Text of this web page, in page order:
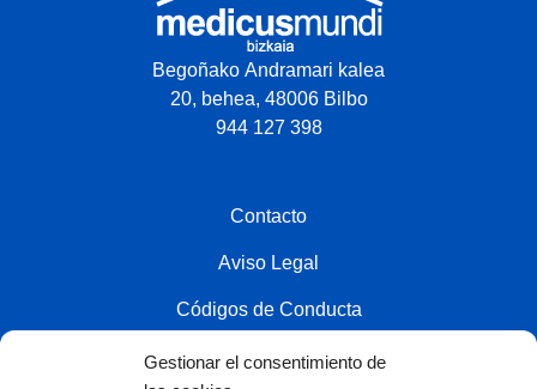
Gestionar el consentimiento de
Begoñako Andramari kalea
20, behea, 48006 Bilbo
944 127 398
Contacto
Aviso Legal
Códigos de Conducta
Política de privacidad